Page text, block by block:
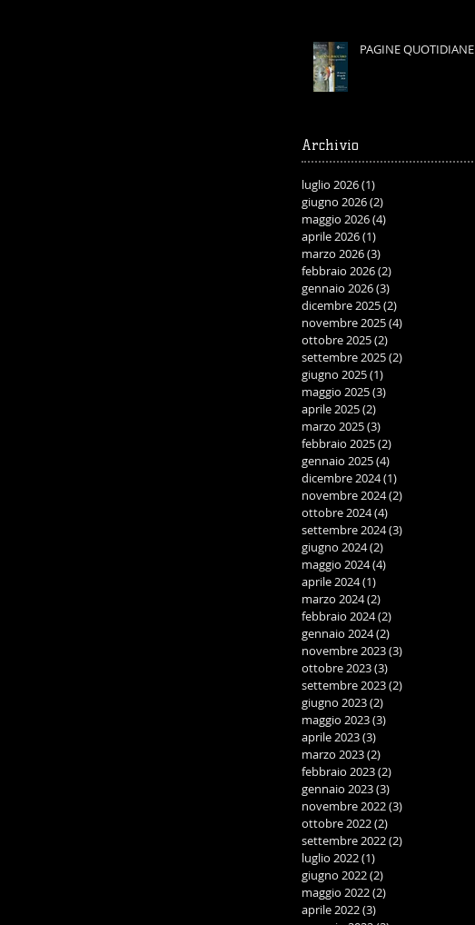
PAGINE QUOTIDIANE
Archivio
luglio 2026(1)
giugno 2026(2)
maggio 2026(4)
aprile 2026(1)
marzo 2026(3)
febbraio 2026(2)
gennaio 2026(3)
dicembre 2025(2)
novembre 2025(4)
ottobre 2025(2)
settembre 2025(2)
giugno 2025(1)
maggio 2025(3)
aprile 2025(2)
marzo 2025(3)
febbraio 2025(2)
gennaio 2025(4)
dicembre 2024(1)
novembre 2024(2)
ottobre 2024(4)
settembre 2024(3)
giugno 2024(2)
maggio 2024(4)
aprile 2024(1)
marzo 2024(2)
febbraio 2024(2)
gennaio 2024(2)
novembre 2023(3)
ottobre 2023(3)
settembre 2023(2)
giugno 2023(2)
maggio 2023(3)
aprile 2023(3)
marzo 2023(2)
febbraio 2023(2)
gennaio 2023(3)
novembre 2022(3)
ottobre 2022(2)
settembre 2022(2)
luglio 2022(1)
giugno 2022(2)
maggio 2022(2)
aprile 2022(3)